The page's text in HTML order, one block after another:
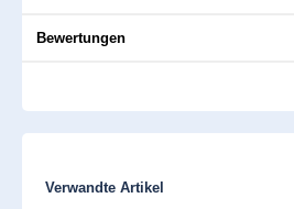
Bewertungen
Produktgalerie überspringen
Verwandte Artikel